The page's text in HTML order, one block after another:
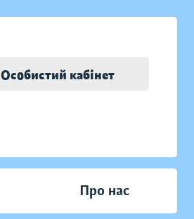
Особистий кабінет
Про нас